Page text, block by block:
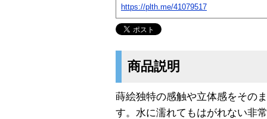
https://plth.me/41079517
商品説明
蒔絵独特の感触や立体感をその
す。水に濡れてもはがれない非